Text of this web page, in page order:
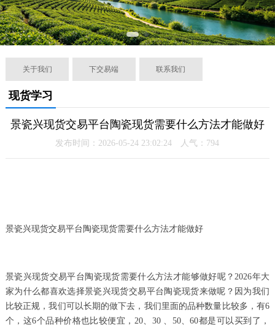
关于我们 下交易端 联系我们
现货学习
景瓷兴现货交易平台陶瓷现货需要什么方法才能做好
发布时间：2026-05-24 23:02:24 人气： 794
景瓷兴现货交易平台陶瓷现货需要什么方法才能做好
景瓷兴现货交易平台陶瓷现货需要什么方法才能够做好呢？2026年大
家为什么都喜欢选择景瓷兴现货交易平台陶瓷现货来做呢？因为我们
比较正规，我们可以长期的做下去，我们里面的品种数量比较多，有6
个，这6个品种价格也比较便宜，20、30 、50、60都是可以买到了，